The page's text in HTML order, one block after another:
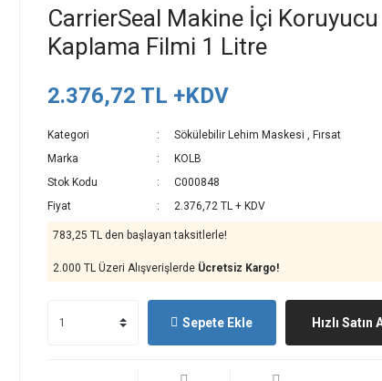
CarrierSeal Makine İçi Koruyucu
Kaplama Filmi 1 Litre
2.376,72 TL +KDV
Kategori Sökülebilir Lehim Maskesi , Fırsat
Marka
KOLB
Stok Kodu
C000848
Fiyat
2.376,72 TL + KDV
783,25 TL den başlayan taksitlerle!
2.000 TL Üzeri Alışverişlerde Ücretsiz Kargo!
Sepete Ekle Hızlı Satın